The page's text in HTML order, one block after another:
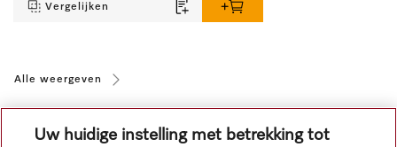
Vergelijken
Alle weergeven
Uw huidige instelling met betrekking tot